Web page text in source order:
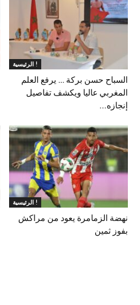
الرئيسية !
السباح حسن بركة … يرفع العلم
المغربي عاليا ويكشف تفاصيل
إنجازه...
الرئيسية !
نهضة الزمامرة يعود من مراكش
بفوز ثمين